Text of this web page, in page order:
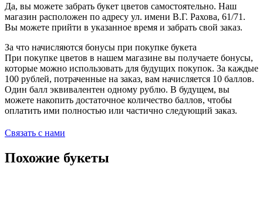
Да, вы можете забрать букет цветов самостоятельно. Наш
магазин расположен по адресу ул. имени В.Г. Рахова, 61/71.
Вы можете прийти в указанное время и забрать свой заказ.
За что начисляются бонусы при покупке букета
При покупке цветов в нашем магазине вы получаете бонусы,
которые можно использовать для будущих покупок. За каждые
100 рублей, потраченные на заказ, вам начисляется 10 баллов.
Один балл эквивалентен одному рублю. В будущем, вы
можете накопить достаточное количество баллов, чтобы
оплатить ими полностью или частично следующий заказ.
Связать с нами
Похожие букеты